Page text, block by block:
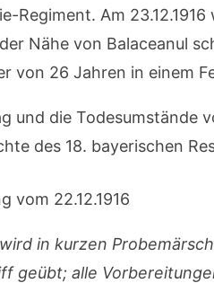
Regiment. Am
Nähe von Balaceanul
von 26 Jahren in einem
und die Todesumstände
des 18. bayerischen
vom 22.12.1916
wird in kurzen
geübt; alle